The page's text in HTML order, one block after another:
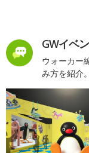
GWイベ
ウォーカー
み方を紹介